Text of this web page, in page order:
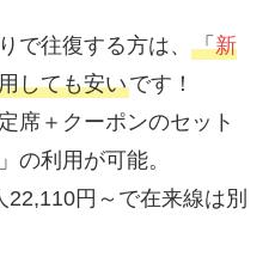
で往復する方は、 「新
しても安いです！
席＋クーポンのセット
の利用が可能。
円～で在来線は別